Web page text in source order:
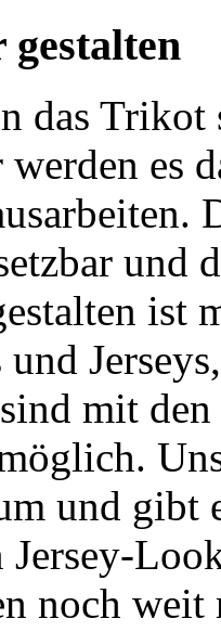
das Trikot
es
und
ist
mit
und gibt
Jersey-
noch